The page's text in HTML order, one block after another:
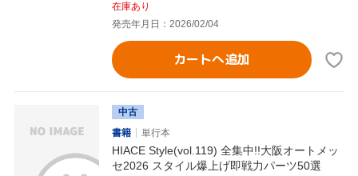
在庫あり
発売年月日：2026/02/04
カートへ追加
中古
書籍
単行本
HIACE Style(vol.119) 全集中!!大阪オートメッ
セ2026 スタイル爆上げ即戦力パーツ50選